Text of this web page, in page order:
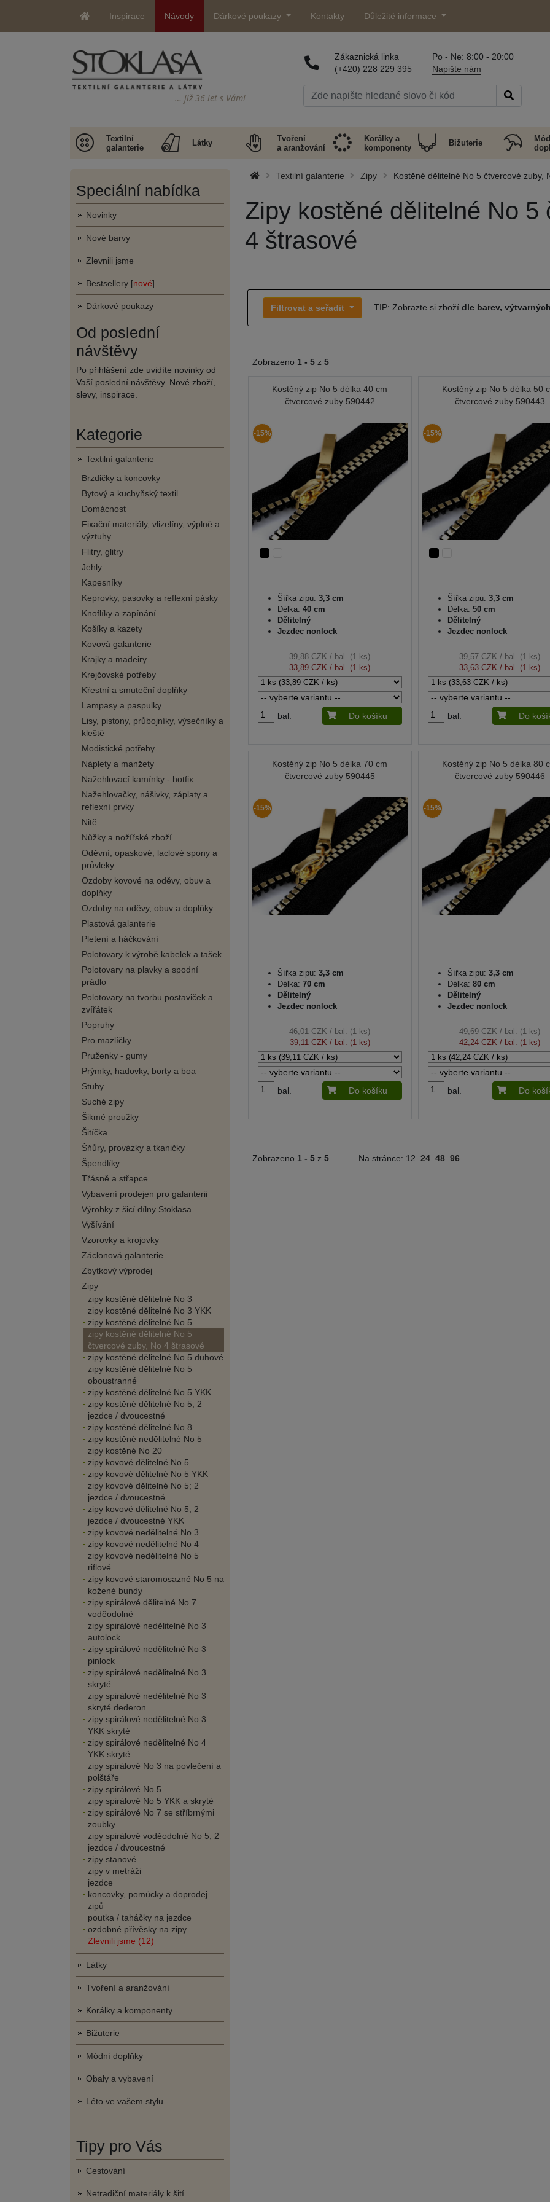
Inspirace Návody Dárkové poukazy Kontakty Důležité informace
… již 36 let s Vámi
Zákaznická linka
(+420) 228 229 395
Po - Ne: 8:00 - 20:00
Napište nám
Textilní
galanterie
Látky
Tvoření
a aranžování
Korálky a
komponenty
Bižuterie
Speciální nabídka
Novinky
Nové barvy
Zlevnili jsme
Bestsellery [nové]
Dárkové poukazy
Od poslední
návštěvy
Po přihlášení zde uvidíte novinky od
Vaší poslední návštěvy. Nové zboží,
slevy, inspirace.
Kategorie
Textilní galanterie
Brzdičky a koncovky
Bytový a kuchyňský textil
Domácnost
Fixační materiály, vlizelíny, výplně a
výztuhy
Flitry, glitry
Jehly
Kapesníky
Keprovky, pasovky a reflexní pásky
Knoflíky a zapínání
Košíky a kazety
Kovová galanterie
Krajky a madeiry
Krejčovské potřeby
Křestní a smuteční doplňky
Lampasy a paspulky
Lisy, pistony, průbojníky, výsečníky a
kleště
Modistické potřeby
Náplety a manžety
Nažehlovací kamínky - hotfix
Nažehlovačky, nášivky, záplaty a
reflexní prvky
Nitě
Nůžky a nožířské zboží
Oděvní, opaskové, laclové spony a
průvleky
Ozdoby kovové na oděvy, obuv a
doplňky
Ozdoby na oděvy, obuv a doplňky
Plastová galanterie
Pletení a háčkování
Polotovary k výrobě kabelek a tašek
Polotovary na plavky a spodní
prádlo
Polotovary na tvorbu postaviček a
zvířátek
Popruhy
Pro mazlíčky
Pruženky - gumy
Prýmky, hadovky, borty a boa
Stuhy
Suché zipy
Šikmé proužky
Šitíčka
Šňůry, provázky a tkaničky
Špendlíky
Třásně a střapce
Vybavení prodejen pro galanterii
Výrobky z šicí dílny Stoklasa
Vyšívání
Vzorovky a krojovky
Záclonová galanterie
Zbytkový výprodej
Zipy
zipy kostěné dělitelné No 3
zipy kostěné dělitelné No 3 YKK
zipy kostěné dělitelné No 5
zipy kostěné dělitelné No 5
čtvercové zuby, No 4 štrasové
zipy kostěné dělitelné No 5 duhové
zipy kostěné dělitelné No 5
oboustranné
zipy kostěné dělitelné No 5 YKK
zipy kostěné dělitelné No 5; 2
jezdce / dvoucestné
zipy kostěné dělitelné No 8
zipy kostěné nedělitelné No 5
zipy kostěné No 20
zipy kovové dělitelné No 5
zipy kovové dělitelné No 5 YKK
zipy kovové dělitelné No 5; 2
jezdce / dvoucestné
zipy kovové dělitelné No 5; 2
jezdce / dvoucestné YKK
zipy kovové nedělitelné No 3
zipy kovové nedělitelné No 4
zipy kovové nedělitelné No 5
riflové
zipy kovové staromosazné No 5 na
kožené bundy
zipy spirálové dělitelné No 7
voděodolné
zipy spirálové nedělitelné No 3
autolock
zipy spirálové nedělitelné No 3
pinlock
zipy spirálové nedělitelné No 3
skryté
zipy spirálové nedělitelné No 3
skryté dederon
zipy spirálové nedělitelné No 3
YKK skryté
zipy spirálové nedělitelné No 4
YKK skryté
zipy spirálové No 3 na povlečení a
polštáře
zipy spirálové No 5
zipy spirálové No 5 YKK a skryté
zipy spirálové No 7 se stříbrnými
zoubky
zipy spirálové voděodolné No 5; 2
jezdce / dvoucestné
zipy stanové
zipy v metráži
jezdce
koncovky, pomůcky a doprodej
zipů
poutka / taháčky na jezdce
ozdobné přívěsky na zipy
Zlevnili jsme (12)
Látky
Tvoření a aranžování
Korálky a komponenty
Bižuterie
Módní doplňky
Obaly a vybavení
Léto ve vašem stylu
Tipy pro Vás
Cestování
Netradiční materiály k šití
Textilní galanterie Zipy Kostěné dělitelné No 5 čtvercové zuby,
Zipy kostěné dělitelné No 5
4 štrasové
Filtrovat a seřadit TIP: Zobrazte si zboží dle barev,
Zobrazeno 1 - 5 z 5
Kostěný zip No 5 délka 40 cm
čtvercové zuby 590442
-15%
Šířka zipu: 3,3 cm
Délka: 40 cm
Dělitelný
Jezdec nonlock
39,88 CZK/ bal. (1 ks)
33,89 CZK / bal. (1 ks)
bal. Do košíku
Kostěný zip No 5 délka 50
čtvercové zuby 590443
-15%
Šířka zipu: 3,3 cm
Délka: 50 cm
Dělitelný
Jezdec nonlock
39,57 CZK/ bal. (1 ks)
33,63 CZK / bal. (1 ks)
bal. Do
Kostěný zip No 5 délka 70 cm
čtvercové zuby 590445
-15%
Šířka zipu: 3,3 cm
Délka: 70 cm
Dělitelný
Jezdec nonlock
46,01 CZK/ bal. (1 ks)
39,11 CZK / bal. (1 ks)
bal. Do košíku
Kostěný zip No 5 délka 80
čtvercové zuby 590446
-15%
Šířka zipu: 3,3 cm
Délka: 80 cm
Dělitelný
Jezdec nonlock
49,69 CZK/ bal. (1 ks)
42,24 CZK / bal. (1 ks)
bal. Do
Zobrazeno 1 - 5 z 5 Na stránce: 12 24 48 96